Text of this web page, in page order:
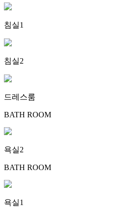
침실1
침실2
드레스룸
BATH ROOM
욕실2
BATH ROOM
욕실1